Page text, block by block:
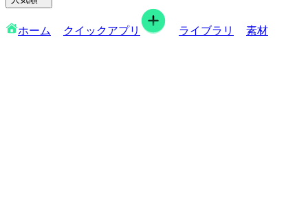
ホーム クイックアプリ ライブラリ 素材